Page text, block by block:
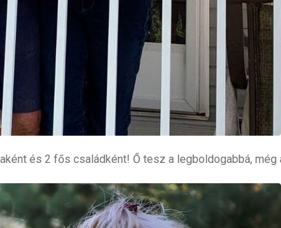
és 2 fős családként! Ő tesz a legboldogabbá,